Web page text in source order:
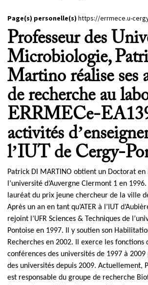
Page(s) personelle(s) https://errmece.u-
Professeur des
Microbiologie,
Martino réalise ses
de recherche au
ERRMECe-
activités
l’IUT de Cergy-
Patrick DI MARTINO obtient un Doctorat
l’université d’Auvergne Clermont 1 en
lauréat du prix jeune chercheur de la ville
Après un an en tant qu’ATER à l’IUT
rejoint l’UFR Sciences & Techniques de
Pontoise en 1997. Il y soutien son
Recherches en 2002. Il exerce les
conférences des universités de 1997 à 2009
des universités depuis 2009. Actuellement,
est responsable du groupe de recherche